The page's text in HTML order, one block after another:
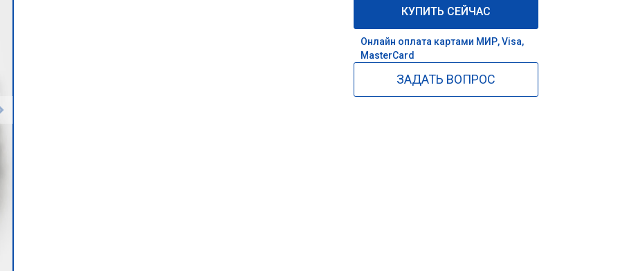
КУПИТЬ СЕЙЧАС
Онлайн оплата картами МИР, Visa,
MasterCard
ЗАДАТЬ ВОПРОС